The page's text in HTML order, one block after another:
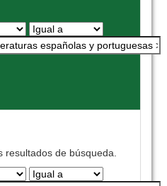
resultados de búsqueda.